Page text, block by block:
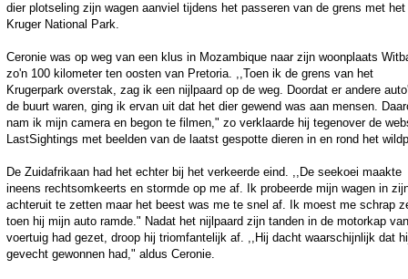
dier plotseling zijn wagen aanviel tijdens het passeren van de grens met het
Kruger National Park.
Ceronie was op weg van een klus in Mozambique naar zijn woonplaats
zo'n 100 kilometer ten oosten van Pretoria. ,,Toen ik de grens van het
Krugerpark overstak, zag ik een nijlpaard op de weg. Doordat er andere
de buurt waren, ging ik ervan uit dat het dier gewend was aan mensen.
nam ik mijn camera en begon te filmen," zo verklaarde hij tegenover de
LastSightings met beelden van de laatst gespotte dieren in en rond het
De Zuidafrikaan had het echter bij het verkeerde eind. ,,De seekoei maakte
ineens rechtsomkeerts en stormde op me af. Ik probeerde mijn wagen in
achteruit te zetten maar het beest was me te snel af. Ik moest me schrap
toen hij mijn auto ramde." Nadat het nijlpaard zijn tanden in de motorkap
voertuig had gezet, droop hij triomfantelijk af. ,,Hij dacht waarschijnlijk dat
gevecht gewonnen had," aldus Ceronie.